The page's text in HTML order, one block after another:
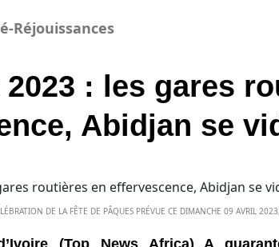
Réjouissances
: les gares
Abidjan se
DE LA FÊTE DE PÂQUES PRÉVUE CE DIMANCHE 09 AVRIL 2023,